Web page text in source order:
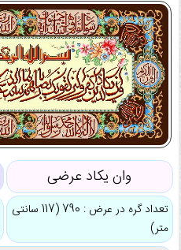
وان یکاد عرضی
تعداد گره در عرض : 790 (117 سانتی
متر)